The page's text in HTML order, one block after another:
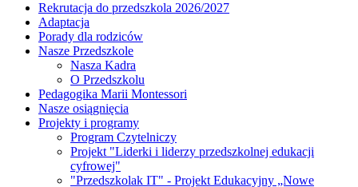
Rekrutacja do przedszkola 2026/2027
Adaptacja
Porady dla rodziców
Nasze Przedszkole
Nasza Kadra
O Przedszkolu
Pedagogika Marii Montessori
Nasze osiągnięcia
Projekty i programy
Program Czytelniczy
Projekt "Liderki i liderzy przedszkolnej edukacji
cyfrowej"
"Przedszkolak IT" - Projekt Edukacyjny „Nowe